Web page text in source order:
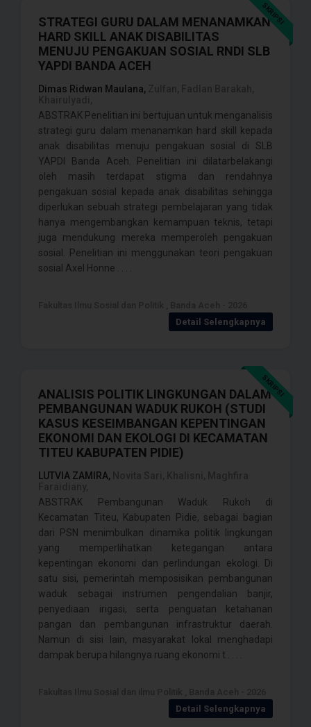
SKRIPSI
STRATEGI GURU DALAM MENANAMKAN
HARD SKILL ANAK DISABILITAS
MENUJU PENGAKUAN SOSIAL RNDI SLB
YAPDI BANDA ACEH
Dimas Ridwan Maulana,
ABSTRAK Penelitian ini bertujuan untuk menganalisis
strategi guru dalam menanamkan hard skill kepada
anak disabilitas menuju pengakuan sosial di SLB
YAPDI Banda Aceh. Penelitian ini dilatarbelakangi
oleh masih terdapat stigma dan rendahnya
pengakuan sosial kepada anak disabilitas sehingga
diperlukan sebuah strategi pembelajaran yang tidak
hanya mengembangkan kemampuan teknis, tetapi
juga mendukung mereka memperoleh pengakuan
sosial. Penelitian ini menggunakan teori pengakuan
sosial Axel Honne . . . .
Detail Selengkapnya
SKRIPSI
ANALISIS POLITIK LINGKUNGAN DALAM
PEMBANGUNAN WADUK RUKOH (STUDI
KASUS KESEIMBANGAN KEPENTINGAN
EKONOMI DAN EKOLOGI DI KECAMATAN
TITEU KABUPATEN PIDIE)
LUTVIA ZAMIRA,
ABSTRAK Pembangunan Waduk Rukoh di
Kecamatan Titeu, Kabupaten Pidie, sebagai bagian
dari PSN menimbulkan dinamika politik lingkungan
yang memperlihatkan ketegangan antara
kepentingan ekonomi dan perlindungan ekologi. Di
satu sisi, pemerintah memposisikan pembangunan
waduk sebagai instrumen pengendalian banjir,
penyediaan irigasi, serta penguatan ketahanan
pangan dan pembangunan infrastruktur daerah.
Namun di sisi lain, masyarakat lokal menghadapi
dampak berupa hilangnya ruang ekonomi t . . . .
Detail Selengkapnya